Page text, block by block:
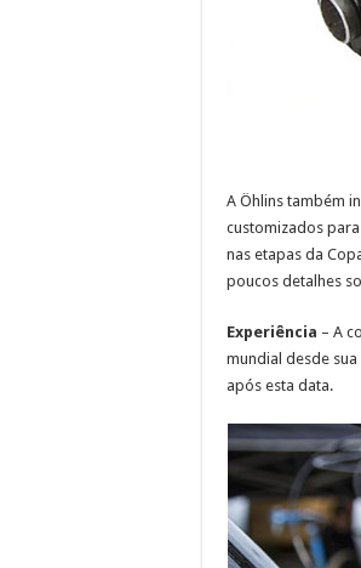
A Öhlins também
customizados
nas etapas da
poucos detalhes
Experiência – A
mundial desde
após esta data.